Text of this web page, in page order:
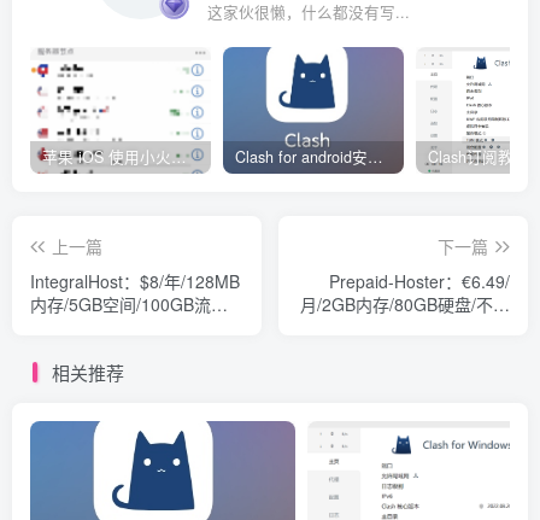
这家伙很懒，什么都没有写...
苹果 iOS 使用小火箭(shadowrocket)新手教程 Clash for android安卓客户端保姆级新手使用教程
上一篇
IntegralHost：$8/年/128MB
内存/5GB空间/100GB流
下一篇
Prepaid-Hoster：€6.49/
月/2GB内存/80GB硬盘/不限
相关推荐